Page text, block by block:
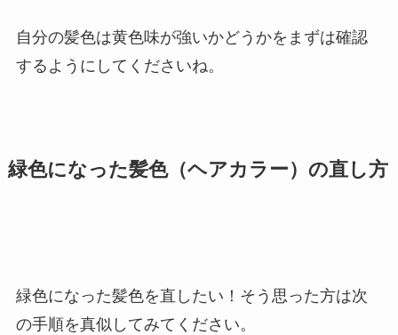
自分の髪色は黄色味が強いかどうかをまずは確認
するようにしてくださいね。
緑色になった髪色（ヘアカラー）の直し方
緑色になった髪色を直したい！そう思った方は次
の手順を真似してみてください。